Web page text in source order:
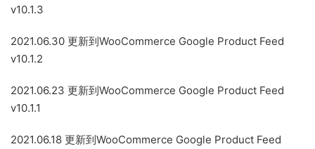
v10.1.3
2021.06.30 更新到WooCommerce Google Product Feed
v10.1.2
2021.06.23 更新到WooCommerce Google Product Feed
v10.1.1
2021.06.18 更新到WooCommerce Google Product Feed